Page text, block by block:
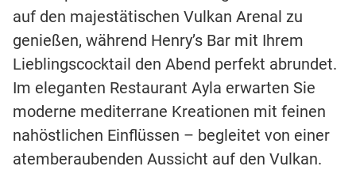
auf den majestätischen Vulkan Arenal zu
genießen, während Henry’s Bar mit Ihrem
Lieblingscocktail den Abend perfekt abrundet.
Im eleganten Restaurant Ayla erwarten Sie
moderne mediterrane Kreationen mit feinen
nahöstlichen Einflüssen – begleitet von einer
atemberaubenden Aussicht auf den Vulkan.